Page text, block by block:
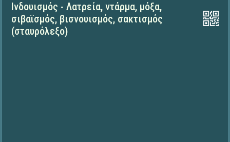
Ινδουισμός - Λατρεία, ντάρμα, μόξα,
σιβαϊσμός, βισνουισμός, σακτισμός
(σταυρόλεξο)